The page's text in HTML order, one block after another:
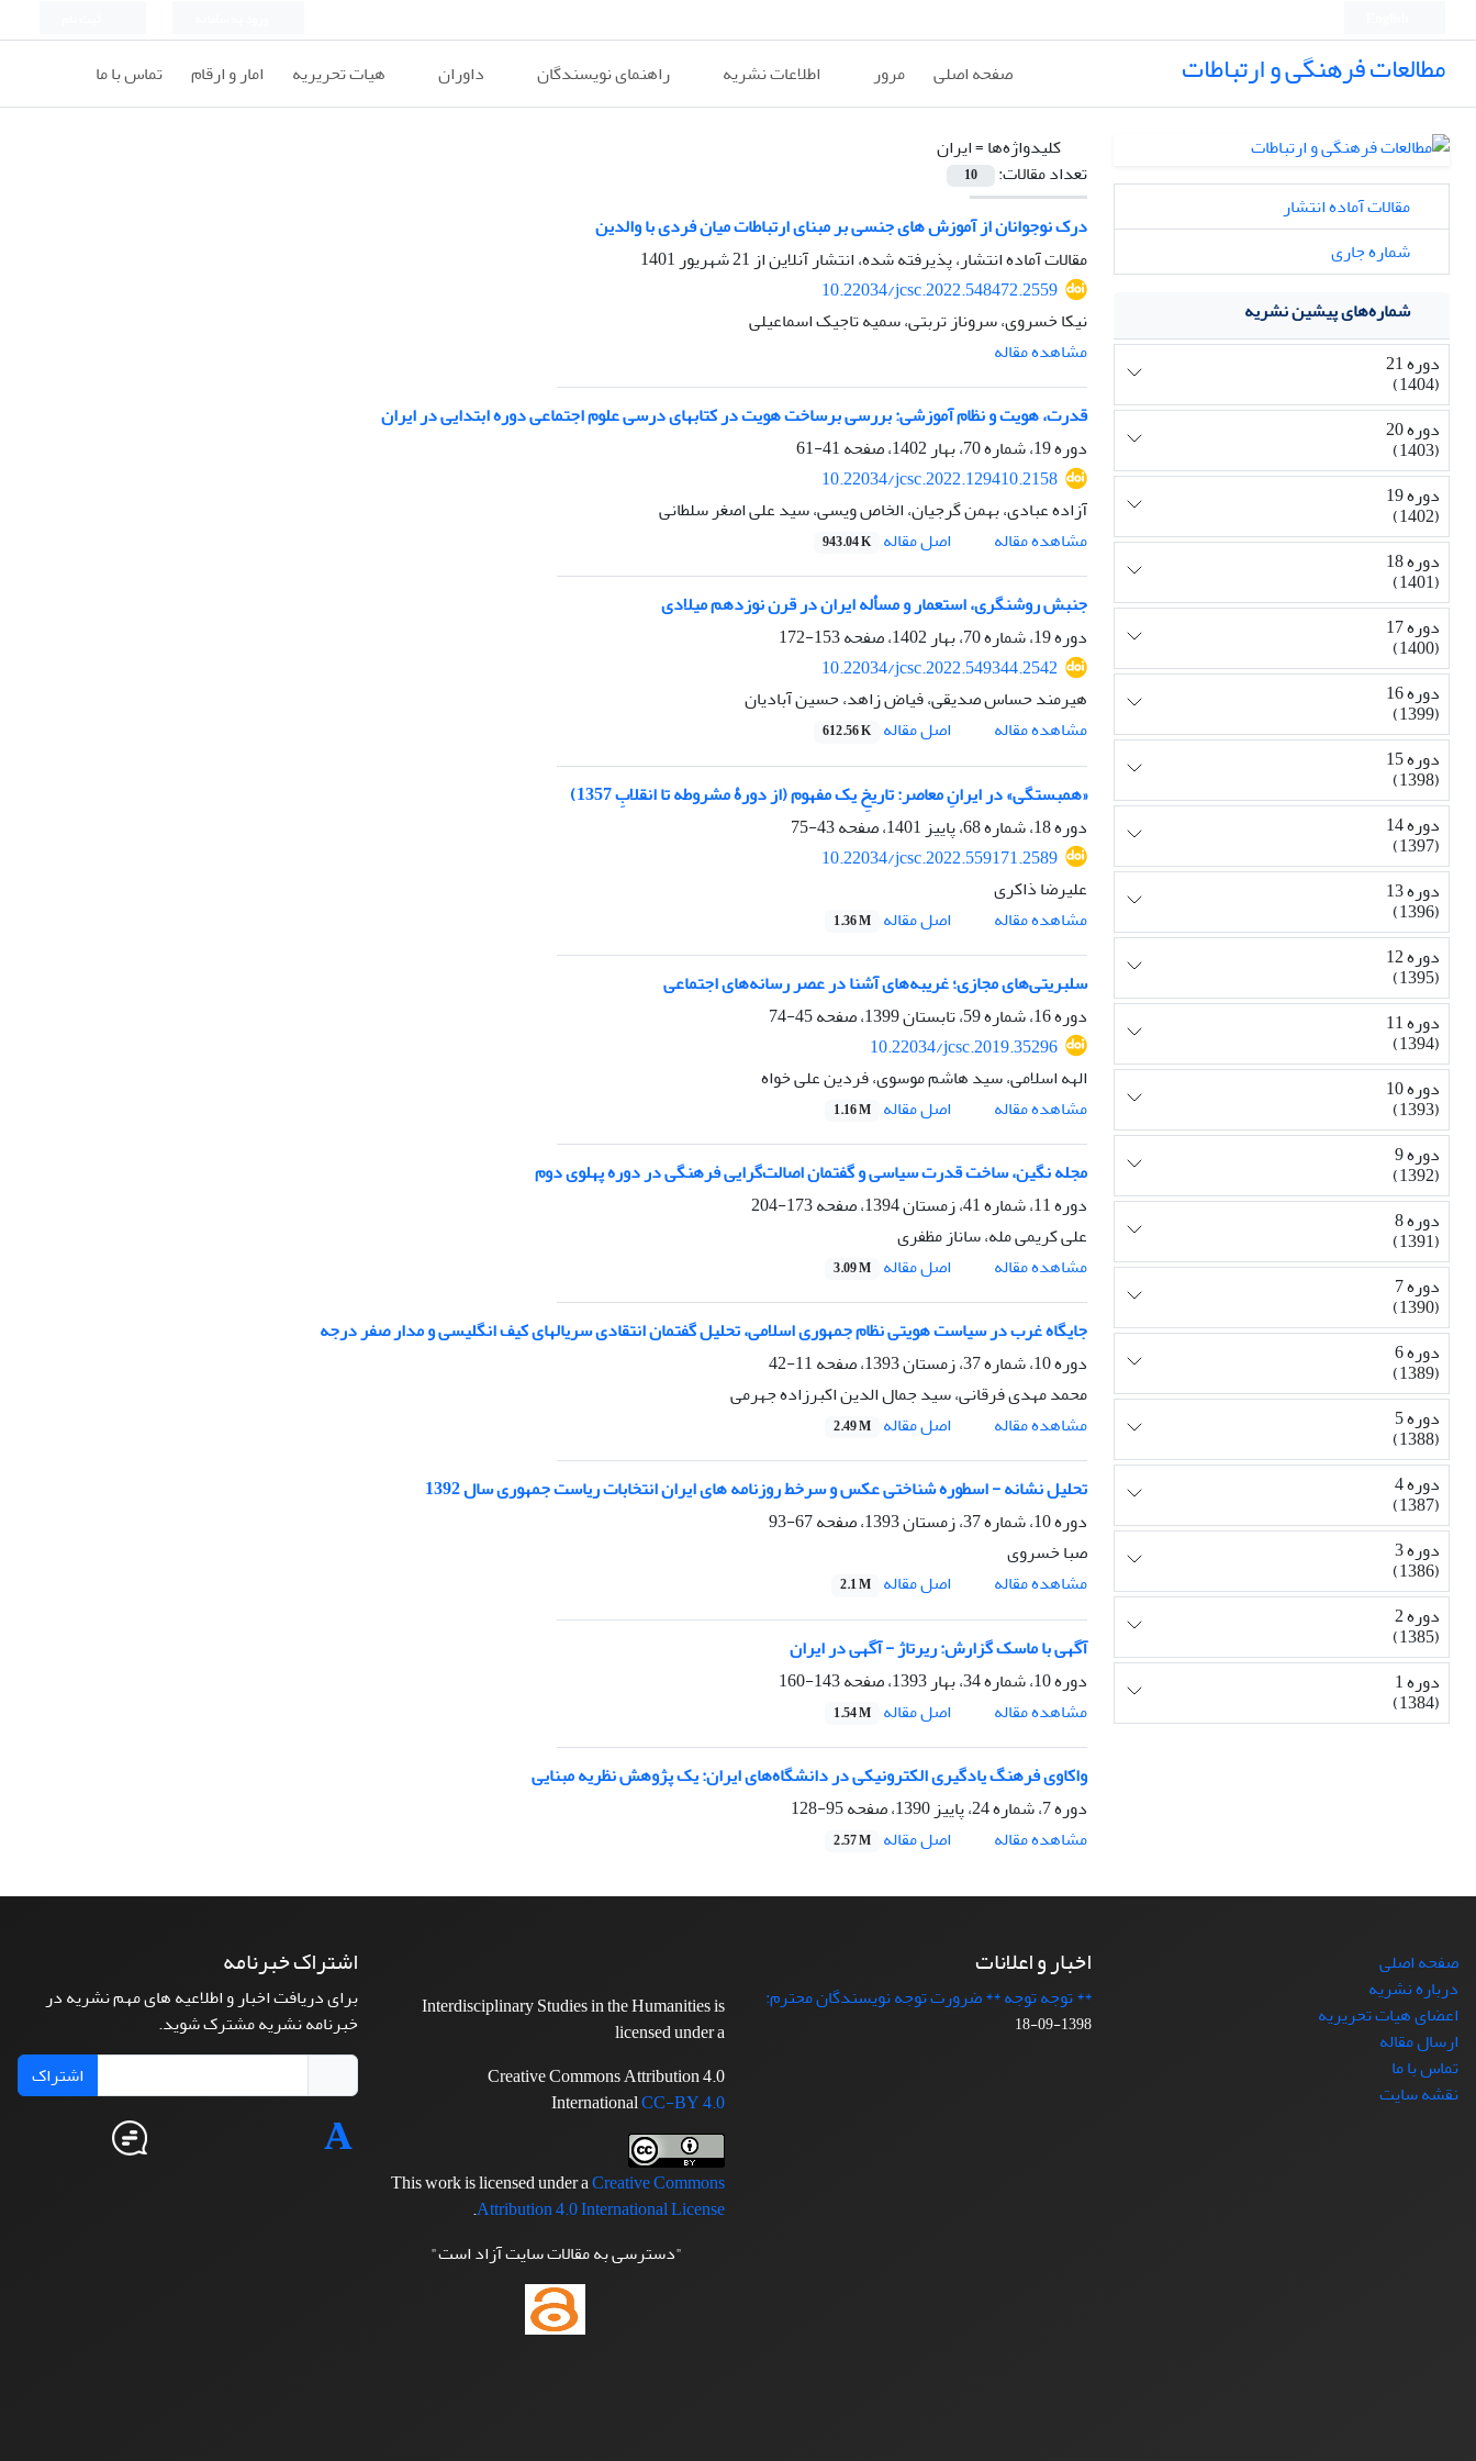
مطالعات فرهنگی و ارتباطات صفحه اصلی مرور اطلاعات نشریه راهنمای نویسندگان داوران هیات تحریریه امار و ارقام تماس با ما
کلیدواژه‌ها =ایران
تعداد مقالات:
10
درک نوجوانان از آموزش های جنسی بر مبنای ارتباطات میان فردی با والدین
مقالات آماده انتشار، پذیرفته شده، انتشار آنلاین از21 شهریور 1401
10.22034/jcsc.2022.548472.2559
نیکا خسروی، سروناز تربتی، سمیه تاجیک اسماعیلی
مشاهده مقاله
قدرت، هویت و نظام آموزشی: بررسی برساخت هویت در کتابهای درسی علوم اجتماعی دوره ابتدایی در ایران
دوره 19، شماره 70، بهار 1402، صفحه
41-61
10.22034/jcsc.2022.129410.2158
آزاده عبادی، بهمن گرجیان، الخاص ویسی، سید علی اصغر سلطانی
مشاهده مقاله
اصل مقاله 943.04 K
جنبش روشنگری، استعمار و مسأله ایران در قرن نوزدهم میلادی
دوره 19، شماره 70، بهار 1402، صفحه
153-172
10.22034/jcsc.2022.549344.2542
هیرمند حساس صدیقی، فیاض زاهد، حسین آبادیان
مشاهده مقاله
اصل مقاله 612.56 K
«همبستگی» در ایرانِ معاصر: تاریخِ یک مفهوم (از دورۀ مشروطه تا انقلابِ 1357)
دوره 18، شماره 68، پاییز 1401، صفحه
43-75
10.22034/jcsc.2022.559171.2589
علیرضا ذاکری
مشاهده مقاله
اصل مقاله 1.36 M
سلبریتی‌های مجازی؛ غریبه‌های آشنا در عصر رسانه‌های اجتماعی
دوره 16، شماره 59، تابستان 1399، صفحه
45-74
10.22034/jcsc.2019.35296
الهه اسلامی، سید هاشم موسوی، فردین علی خواه
مشاهده مقاله
اصل مقاله 1.16 M
مجله نگین، ساخت قدرت سیاسی و گفتمان اصالت‌گرایی فرهنگی در دوره پهلوی دوم
دوره 11، شماره 41، زمستان 1394، صفحه
173-204
علی کریمی مله، ساناز مظفری
مشاهده مقاله
اصل مقاله 3.09 M
جایگاه غرب در سیاست هویتی نظام جمهوری اسلامی، تحلیل گفتمان انتقادی سریالهای کیف انگلیسی و مدار صفر درجه
دوره 10، شماره 37، زمستان 1393، صفحه
11-42
محمد مهدی فرقانی، سید جمال الدین اکبرزاده جهرمی
مشاهده مقاله
اصل مقاله 2.49 M
تحلیل نشانه - اسطوره شناختی عکس و سرخط روزنامه های ایران انتخابات ریاست جمهوری سال 1392
دوره 10، شماره 37، زمستان 1393، صفحه
67-93
صبا خسروی
مشاهده مقاله
اصل مقاله 2.1 M
آگهی با ماسک گزارش: ریرتاژ - آگهی در ایران
دوره 10، شماره 34، بهار 1393، صفحه
143-160
مشاهده مقاله
اصل مقاله 1.54 M
واکاوی فرهنگ یادگیری الکترونیکی در دانشگاه‌های ایران: یک پژوهش نظریه مبنایی
دوره 7، شماره 24، پاییز 1390، صفحه
95-128
مشاهده مقاله
اصل مقاله 2.57 M
مقالات آماده انتشار
شماره جاری
شماره‌های پیشین نشریه
دوره 21
(1404)
دوره 20
(1403)
دوره 19
(1402)
دوره 18
(1401)
دوره 17
(1400)
دوره 16
(1399)
دوره 15
(1398)
دوره 14
(1397)
دوره 13
(1396)
دوره 12
(1395)
دوره 11
(1394)
دوره 10
(1393)
دوره 9
(1392)
دوره 8
(1391)
دوره 7
(1390)
دوره 6
(1389)
دوره 5
(1388)
دوره 4
(1387)
دوره 3
(1386)
دوره 2
(1385)
دوره 1
(1384)
صفحه اصلی
درباره نشریه
اعضای هیات تحریریه
ارسال مقاله
تماس با ما
نقشه سایت
اخبار و اعلانات
** توجه توجه ** ضرورت توجه نویسندگان محترم:
1398-09-18
Interdisciplinary Studies in the Humanities is
licensed under a
Creative Commons Attribution 4.0
InternationalCC-BY 4.0
This work is licensed under aCreative Commons
Attribution 4.0 International License
.
"دسترسی به مقالات سایت آزاد است"
اشتراک خبرنامه
برای دریافت اخبار و اطلاعیه های مهم نشریه در
خبرنامه نشریه مشترک شوید.
اشتراک